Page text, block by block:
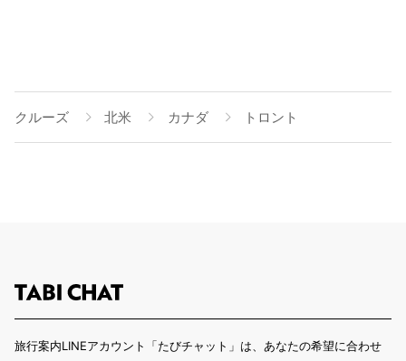
クルーズ 北米 カナダ トロント
旅行案内LINEアカウント「たびチャット」は、あなたの希望に合わせ